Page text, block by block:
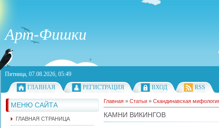
Арт-Фишки
Пятница, 07.08.2026, 05:49
ГЛАВНАЯ
РЕГИСТРАЦИЯ ВХОД RSS
МЕНЮ САЙТА
ГЛАВНАЯ СТРАНИЦА
Главная » Статьи » Скандинавская
КАМНИ ВИКИНГОВ